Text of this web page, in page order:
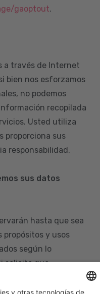
gaoptout.
a través de Internet
bien nos esforzamos
no podemos
recopilada
Usted utiliza
proporciona sus
responsabilidad.
sus datos
hasta que sea
propósitos y usos
según lo
solicita que
de nuestras bases
igualmente